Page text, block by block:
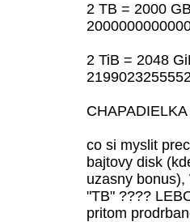
2 TB = 2000
2 TiB = 2048
co si myslit
bajtovy disk
uzasny
"TB" ????
pritom